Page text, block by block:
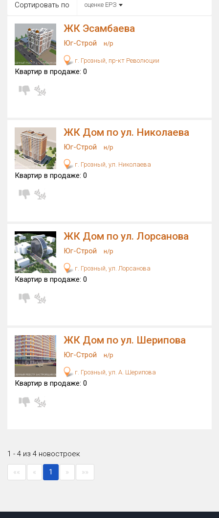
Все
Цена
от до
от
Вид объекта
Кол-во комнат
от до
Жилых комплексов
4 из 47
Многоквартирных домов
Домов с апартаментами
Квартир, апартаментов,
Сортировать по оценке ЕРЗ
ЖК Эсамбаева
Юг-Строй н/р
г. Грозный, пр-кт Революции
Квартир в продаже: 0
ЖК Дом по ул. Николаева
Юг-Строй н/р
г. Грозный, ул. Николаева
Квартир в продаже: 0
ЖК Дом по ул. Лорсанова
Юг-Строй н/р
г. Грозный, ул. Лорсанова
Квартир в продаже: 0
ЖК Дом по ул. Шерипова
Юг-Строй н/р
г. Грозный, ул. А. Шерипова
Квартир в продаже: 0
1 - 4 из 4 новостроек
«« « 1 » »»